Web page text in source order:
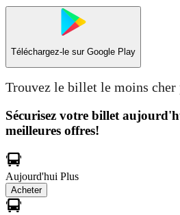
Téléchargez-le sur Google Play
Trouvez le billet le moins cher
Sécurisez votre billet
meilleures offres!
Aujourd'hui Plus
Acheter